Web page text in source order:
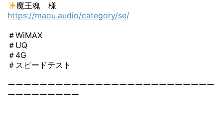
魔王魂 様
https://maou.audio/category/se/
＃WiMAX
＃UQ
＃4G
＃スピードテスト
ーーーーーーーーーーーーーーーーーーーーーーーーーー
ーーーーーーーーー